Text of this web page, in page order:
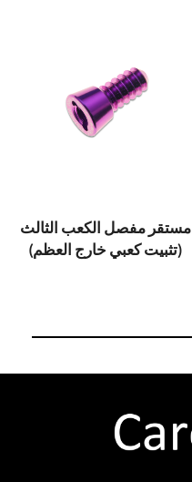
مستقر مفصل الكعب الثالث
(تثبيت كعبي خارج العظم)